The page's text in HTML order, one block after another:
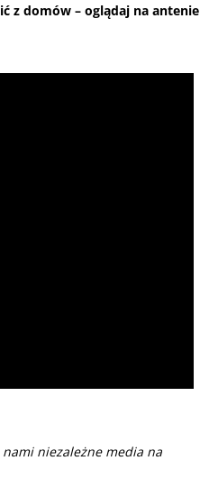
z domów – oglądaj na antenie
niezależne media na